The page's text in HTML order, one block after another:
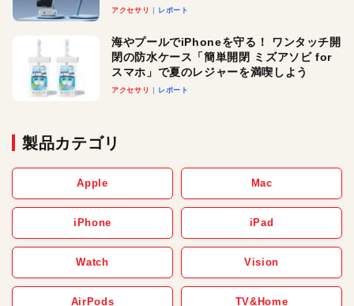
ースでおしゃれに充電したい人にオスス
アクセサリ レポート
海やプールでiPhoneを守る！ ワンタッチ開
閉の防水ケース「簡単開閉 ミズアソビ for
スマホ」で夏のレジャーを満喫しよう
アクセサリ レポート
製品カテゴリ
Apple Mac
iPhone iPad
Watch Vision
AirPods TV&Home